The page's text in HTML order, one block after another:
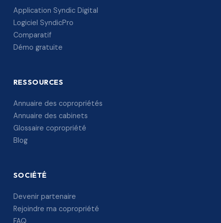
Application Syndic Digital
Logiciel SyndicPro
Comparatif
Démo gratuite
RESSOURCES
Annuaire des copropriétés
Annuaire des cabinets
Glossaire copropriété
Blog
SOCIÉTÉ
Devenir partenaire
Rejoindre ma copropriété
FAQ